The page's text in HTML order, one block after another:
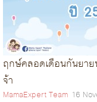
ฤกษ์คลอดเดือนกันยา
จ้า
MamaExpert Team 16